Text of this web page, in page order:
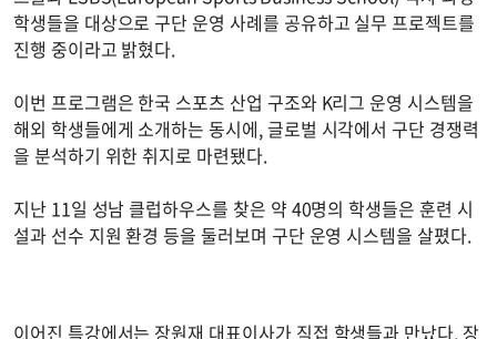
학생들을 대상으로 구단 운영 사례를 공유하고 실무 프로젝트를
진행 중이라고 밝혔다.
이번 프로그램은 한국 스포츠 산업 구조와 K리그 운영 시스템을
해외 학생들에게 소개하는 동시에, 글로벌 시각에서 구단 경쟁력
을 분석하기 위한 취지로 마련됐다.
지난 11일 성남 클럽하우스를 찾은 약 40명의 학생들은 훈련 시
설과 선수 지원 환경 등을 둘러보며 구단 운영 시스템을 살폈다.
이어진 특강에서는 장원재 대표이사가 직접 학생들과 만났다. 장